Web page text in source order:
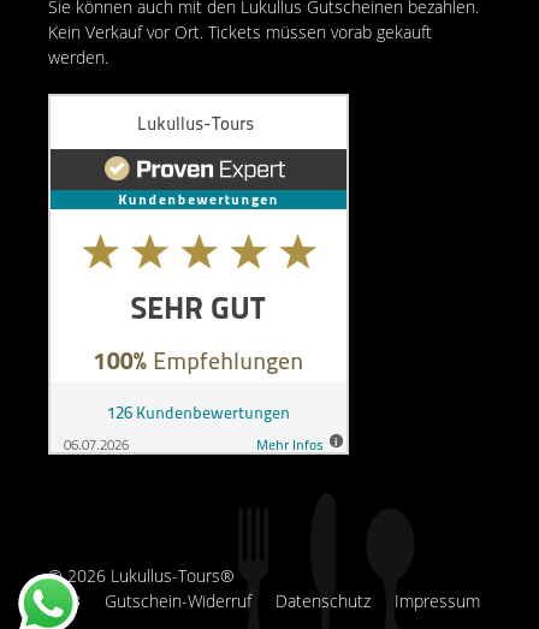
Sie können auch mit den Lukullus Gutscheinen bezahlen.
Kein Verkauf vor Ort. Tickets müssen vorab gekauft
werden.
AGB Gutschein-Widerruf Datenschutz Impressum
© 2026 Lukullus-Tours®